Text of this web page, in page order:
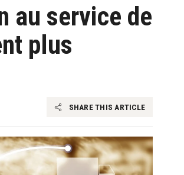
au service de
plus
SHARE THIS ARTICLE